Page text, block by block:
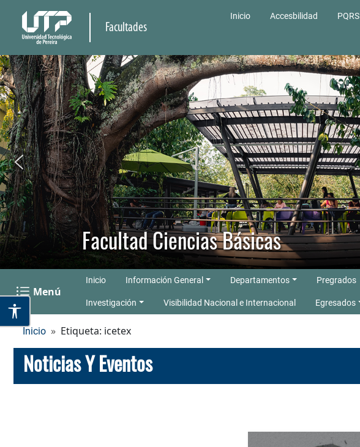
Facultades
Inicio Accesbilidad PQRS
Facultad Ciencias Básicas
Menú
Inicio Información General Departamentos Pregrados
Investigación Visibilidad Nacional e Internacional Egresados
Inicio Etiqueta: icetex
Noticias Y Eventos